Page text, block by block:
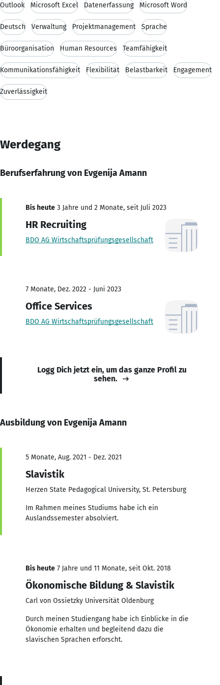
Outlook Microsoft Excel Datenerfassung Microsoft Word
Deutsch Verwaltung Projektmanagement Sprache
Büroorganisation Human Resources Teamfähigkeit
Kommunikationsfähigkeit Flexibilität Belastbarkeit Engagement
Zuverlässigkeit
Werdegang
Berufserfahrung von Evgenija Amann
Bis heute 3 Jahre und 2 Monate, seit Juli 2023
HR Recruiting
BDO AG Wirtschaftsprüfungsgesellschaft
7 Monate, Dez. 2022 - Juni 2023
Office Services
BDO AG Wirtschaftsprüfungsgesellschaft
Logg Dich jetzt ein, um das ganze Profil zu
sehen.
Ausbildung von Evgenija Amann
5 Monate, Aug. 2021 - Dez. 2021
Slavistik
Herzen State Pedagogical University, St. Petersburg
Im Rahmen meines Studiums habe ich ein
Auslandssemester absolviert.
Bis heute 7 Jahre und 11 Monate, seit Okt. 2018
Ökonomische Bildung & Slavistik
Carl von Ossietzky Universität Oldenburg
Durch meinen Studiengang habe ich Einblicke in die
Ökonomie erhalten und begleitend dazu die
slavischen Sprachen erforscht.